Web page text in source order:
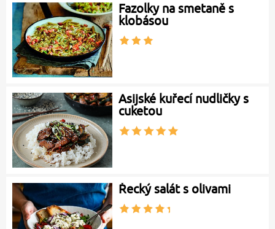
Fazolky na smetaně s
klobásou
Asijské kuřecí nudličky s
cuketou
Řecký salát s olivami